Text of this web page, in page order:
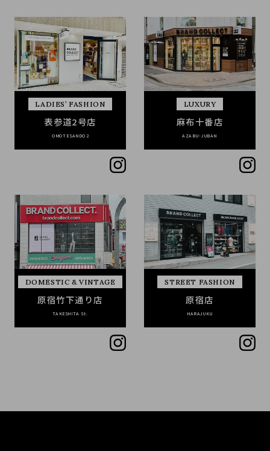
LADIES’ FASHION
表参道2号店
OMOTESANDO2
LUXURY
麻布十番店
AZABU-JUBAN
DOMESTIC & VINTAGE
原宿竹下通り店
TAKESHITA St.
STREET FASHION
原宿店
HARAJUKU